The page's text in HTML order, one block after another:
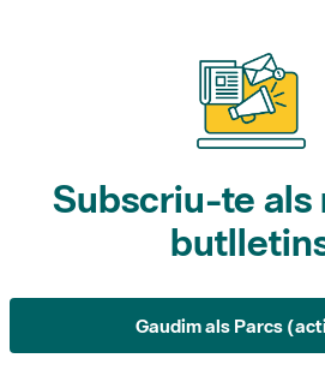
Subscriu-te als
Gaudim als Parcs